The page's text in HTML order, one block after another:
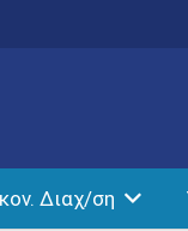
Διαχ/ση